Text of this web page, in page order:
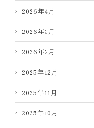
2026年4月
2026年3月
2026年2月
2025年12月
2025年11月
2025年10月